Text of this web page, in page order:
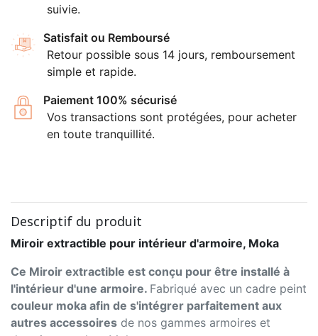
suivie.
Satisfait ou Remboursé
Retour possible sous 14 jours, remboursement
simple et rapide.
Paiement 100% sécurisé
Vos transactions sont protégées, pour acheter
en toute tranquillité.
Descriptif du produit
Miroir extractible pour intérieur d'armoire, Moka
Ce Miroir extractible est conçu pour être installé à
l'intérieur d'une armoire. Fabriqué avec un cadre peint
couleur moka afin de s'intégrer parfaitement aux
autres accessoires de nos gammes armoires et